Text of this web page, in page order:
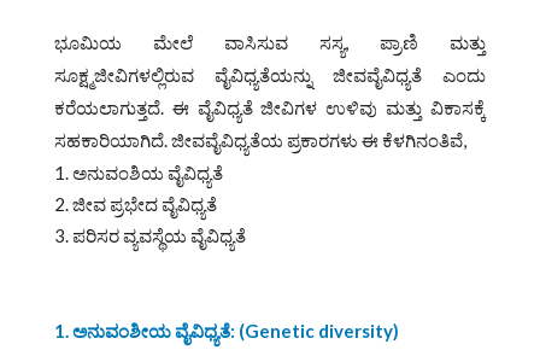
ಭೂಮಿಯ ಮೇಲೆ ವಾಸಿಸುವ ಸಸ್ಯ, ಪ್ರಾಣಿ ಮತ್ತು
ಸೂಕ್ಷ್ಮಜೀವಿಗಳಲ್ಲಿರುವ ವೈವಿಧ್ಯತೆಯನ್ನು ಜೀವವೈವಿಧ್ಯತೆ ಎಂದು
ಕರೆಯಲಾಗುತ್ತದೆ. ಈ ವೈವಿಧ್ಯತೆ ಜೀವಿಗಳ ಉಳಿವು ಮತ್ತು ವಿಕಾಸಕ್ಕೆ
ಸಹಕಾರಿಯಾಗಿದೆ. ಜೀವವೈವಿಧ್ಯತೆಯ ಪ್ರಕಾರಗಳು ಈ ಕೆಳಗಿನಂತಿವೆ,
ಅನುವಂಶಿಯ ವೈವಿಧ್ಯತೆ
ಜೀವ ಪ್ರಭೇದ ವೈವಿಧ್ಯತೆ
ಪರಿಸರ ವ್ಯವಸ್ಥೆಯ ವೈವಿಧ್ಯತೆ
1. ಅನುವಂಶೀಯ ವೈವಿಧ್ಯತೆ: (Genetic diversity)